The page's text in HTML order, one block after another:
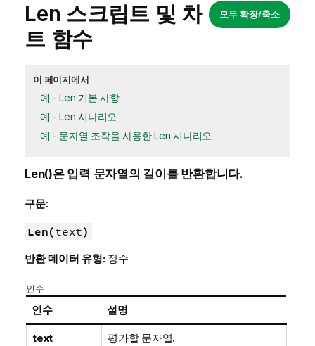
모두 확장/축소
Len 스크립트 및 차
트 함수
이 페이지에서
예 - Len 기본 사항
예 - Len 시나리오
예 - 문자열 조작을 사용한 Len 시나리오
Len()은 입력 문자열의 길이를 반환합니다.
구문:
Len(text)
반환 데이터 유형: 정수
인수
인수 설명
text 평가할 문자열.